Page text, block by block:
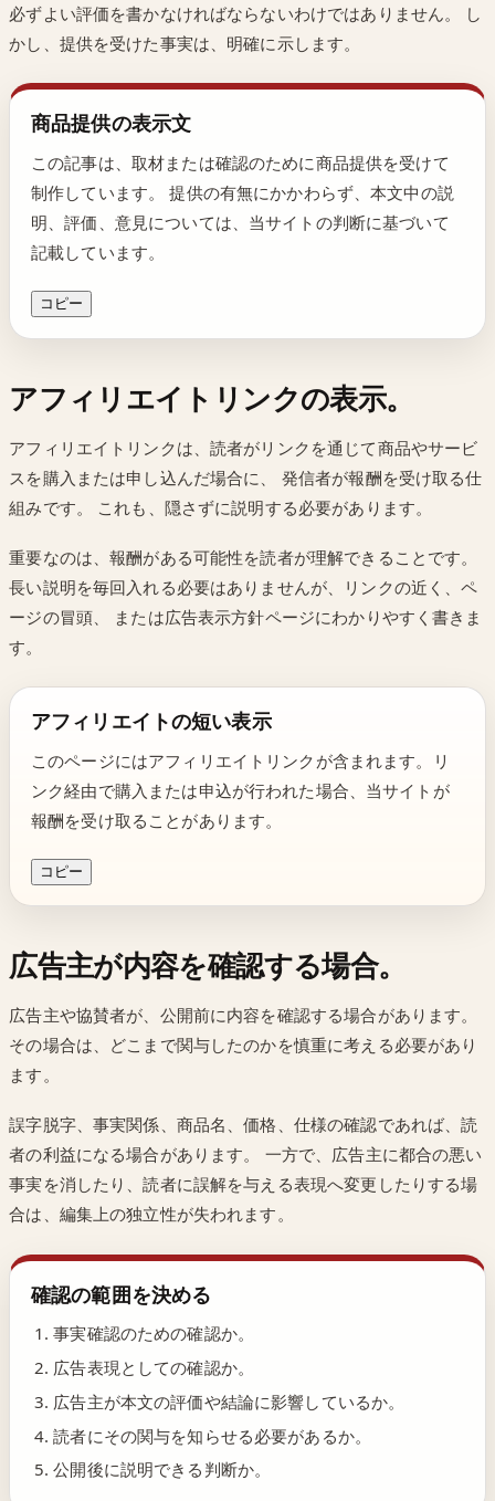
必ずよい評価を書かなければならないわけではありません。 し
かし、提供を受けた事実は、明確に示します。
商品提供の表示文
この記事は、取材または確認のために商品提供を受けて
制作しています。 提供の有無にかかわらず、本文中の説
明、評価、意見については、当サイトの判断に基づいて
記載しています。
コピー
アフィリエイトリンクの表示。
アフィリエイトリンクは、読者がリンクを通じて商品やサービ
スを購入または申し込んだ場合に、 発信者が報酬を受け取る仕
組みです。 これも、隠さずに説明する必要があります。
重要なのは、報酬がある可能性を読者が理解できることです。
長い説明を毎回入れる必要はありませんが、リンクの近く、ペ
ージの冒頭、 または広告表示方針ページにわかりやすく書きま
す。
アフィリエイトの短い表示
このページにはアフィリエイトリンクが含まれます。リ
ンク経由で購入または申込が行われた場合、当サイトが
報酬を受け取ることがあります。
コピー
広告主が内容を確認する場合。
広告主や協賛者が、公開前に内容を確認する場合があります。
その場合は、どこまで関与したのかを慎重に考える必要があり
ます。
誤字脱字、事実関係、商品名、価格、仕様の確認であれば、読
者の利益になる場合があります。 一方で、広告主に都合の悪い
事実を消したり、読者に誤解を与える表現へ変更したりする場
合は、編集上の独立性が失われます。
確認の範囲を決める
事実確認のための確認か。
広告表現としての確認か。
広告主が本文の評価や結論に影響しているか。
読者にその関与を知らせる必要があるか。
公開後に説明できる判断か。